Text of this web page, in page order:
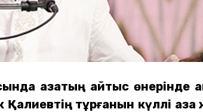
қазақтың айтыс өнерінде
тұрғанын күллі